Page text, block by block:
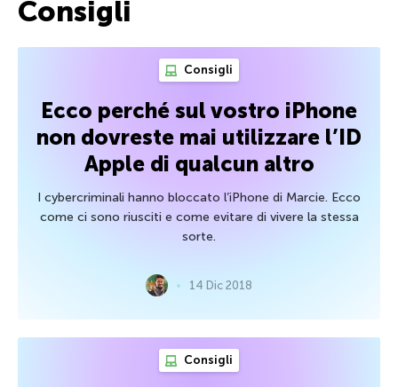
Consigli
Consigli
Ecco perché sul vostro iPhone
non dovreste mai utilizzare l’ID
Apple di qualcun altro
I cybercriminali hanno bloccato l’iPhone di Marcie. Ecco
come ci sono riusciti e come evitare di vivere la stessa
sorte.
14 Dic 2018
Consigli